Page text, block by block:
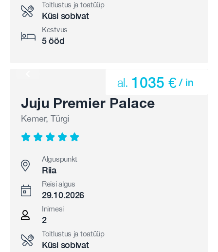
Toitlustus ja toatüüp
Küsi sobivat
Kestvus
5 ööd
Juju Premier Palace
Kemer, Türgi
al. 1035 € / in
Alguspunkt
Riia
Reisi algus
29.10.2026
Inimesi
2
Toitlustus ja toatüüp
Küsi sobivat